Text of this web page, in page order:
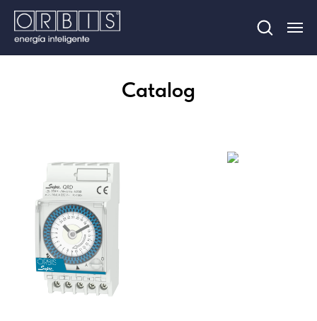
Catalog